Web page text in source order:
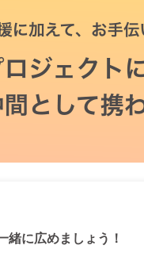
に広めましょう！